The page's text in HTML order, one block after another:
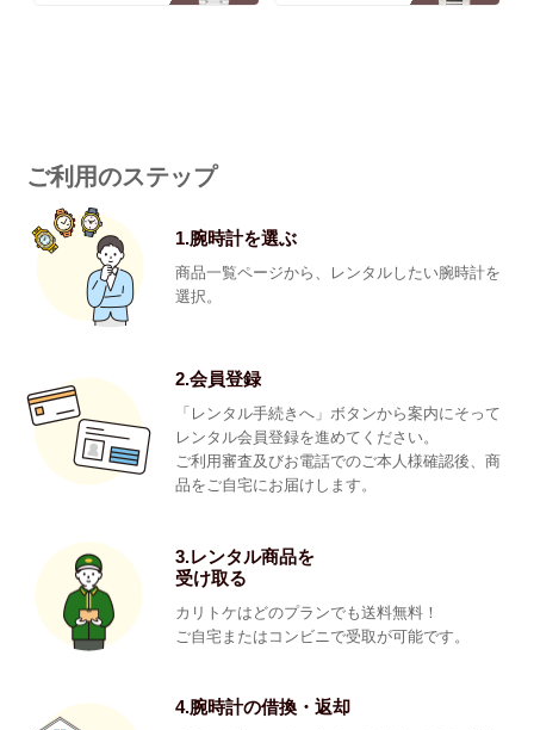
ご利用のステップ
1.腕時計を選ぶ
商品一覧ページから、レンタルしたい腕時計を
選択。
2.会員登録
「レンタル手続きへ」ボタンから案内にそって
レンタル会員登録を進めてください。
ご利用審査及びお電話でのご本人様確認後、商
品をご自宅にお届けします。
3.レンタル商品を
受け取る
カリトケはどのプランでも送料無料！
ご自宅またはコンビニで受取が可能です。
4.腕時計の借換・返却